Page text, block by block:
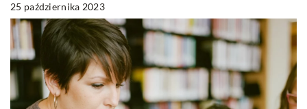
25 października 2023